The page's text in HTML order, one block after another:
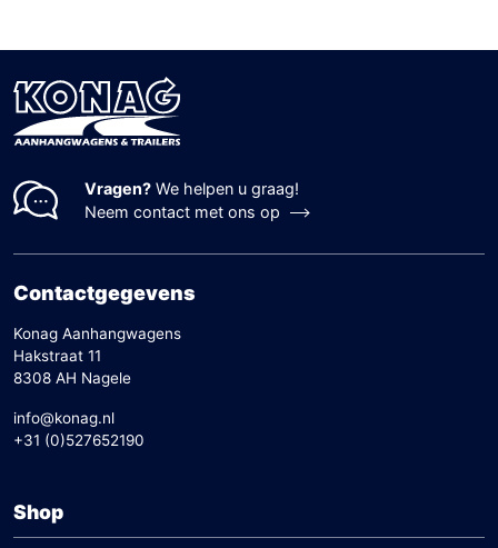
Vragen? We helpen u graag!
Neem contact met ons op
Contactgegevens
Konag Aanhangwagens
Hakstraat 11
8308 AH Nagele
info@konag.nl
+31 (0)527652190
Shop